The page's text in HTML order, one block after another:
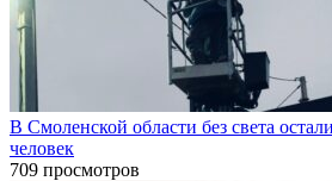
В Смоленской области без света
человек
709 просмотров